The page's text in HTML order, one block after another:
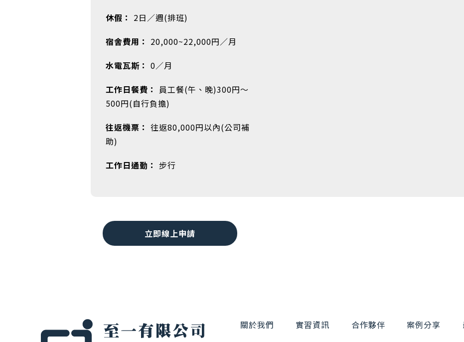
休假： 2日／週(排班)
宿舍費用： 20,000~22,000円／月
水電瓦斯： 0／月
工作日餐費：
員工餐(午、晚)300円～
500円(自行負擔)
往返機票： 往返80,000円以內(公司補
助)
工作日通勤： 步行
立即線上申請
關於我們 實習資訊 合作夥伴 案例分享